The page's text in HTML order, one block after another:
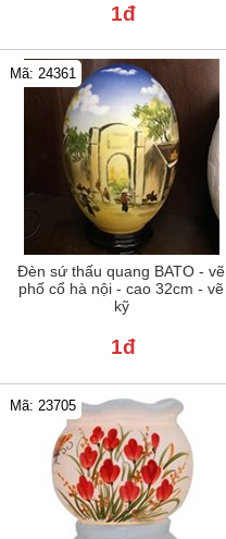
1đ
Đèn sứ thấu quang BATO - vẽ
phố cổ hà nội - cao 32cm - vẽ
kỹ
Mã: 24361
1đ
Mã: 23705